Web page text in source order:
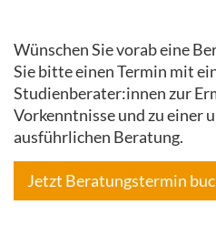
Wünschen Sie vorab eine
Sie bitte einen Termin mit
Studienberater:innen zur
Vorkenntnisse und zu einer
ausführlichen Beratung.
Jetzt Beratungstermin